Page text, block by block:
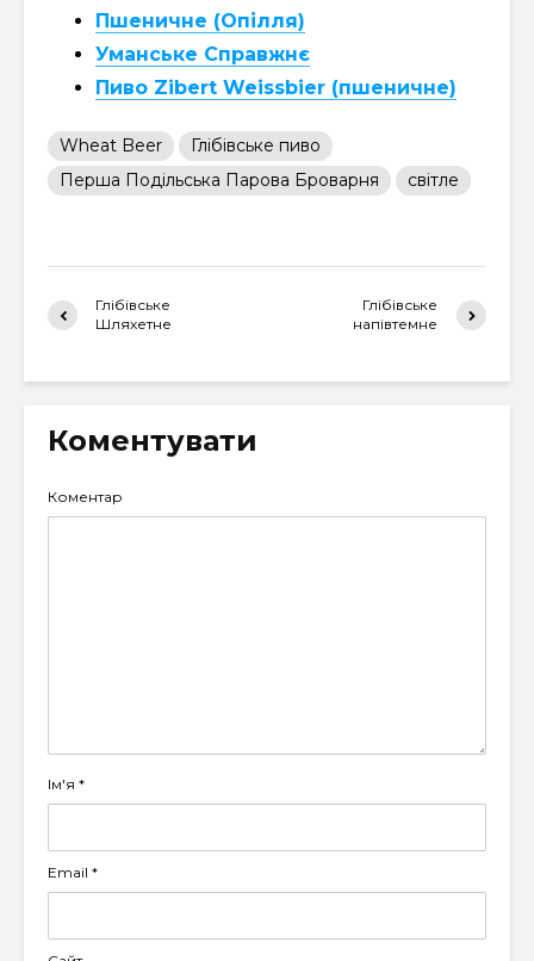
Пшеничне (Опілля)
Уманське Справжнє
Пиво Zibert Weissbier (пшеничне)
Wheat Beer
Глібівське пиво
Перша Подільська Парова Броварня
світле
Глібівське
Шляхетне
Глібівське
напівтемне
Коментувати
Коментар
Ім'я *
Email *